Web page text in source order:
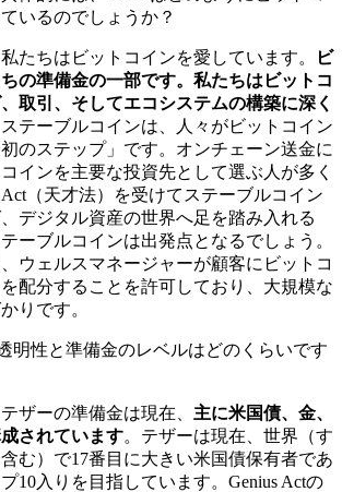
いるのでしょうか？
私たちはビットコインを愛しています。
ビ
の準備金の一部です。私たちはビットコ
取引、そしてエコシステムの構築に深く
ステーブルコインは、人々がビットコイン
のステップ」です。オンチェーン送金に
インを主要な投資先として選ぶ人が多く
Act（天才法）を受けてステーブルコイン
デジタル資産の世界へ足を踏み入れる
ーブルコインは出発点となるでしょう。
ウェルスマネージャーが顧客にビットコ
配分することを許可しており、大規模な
りです。
明性と準備金のレベルはどのくらいです
テザーの準備金は現在、 主に米国債、金、
されています。テザーは現在、世界（す
む）で17番目に大きい米国債保有者であ
10入りを目指しています。Genius Actの